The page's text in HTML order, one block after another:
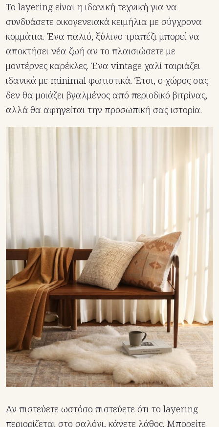
Το layering είναι η ιδανική τεχνική για να
συνδυάσετε οικογενειακά κειμήλια με σύγχρονα
κομμάτια. Ένα παλιό, ξύλινο τραπέζι μπορεί να
αποκτήσει νέα ζωή αν το πλαισιώσετε με
μοντέρνες καρέκλες. Ένα vintage χαλί ταιριάζει
ιδανικά με minimal φωτιστικά. Έτσι, ο χώρος σας
δεν θα μοιάζει βγαλμένος από περιοδικό βιτρίνας,
αλλά θα αφηγείται την προσωπική σας ιστορία.
Αν πιστεύετε ωστόσο πιστεύετε ότι το layering
περιορίζεται στο σαλόνι, κάνετε λάθος. Μπορείτε